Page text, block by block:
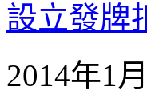
設立發牌
2014年1